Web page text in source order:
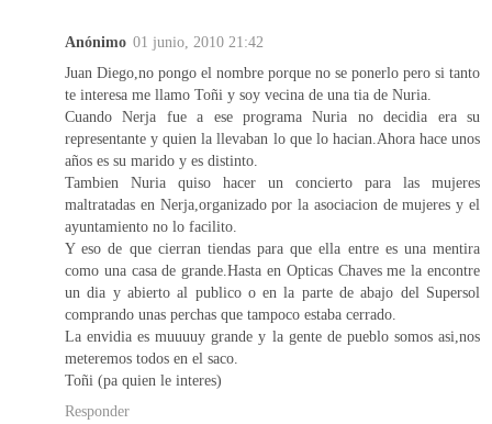
Anónimo 01 junio, 2010 21:42
Juan Diego,no pongo el nombre porque no se ponerlo pero si tanto
te interesa me llamo Toñi y soy vecina de una tia de Nuria.
Cuando Nerja fue a ese programa Nuria no decidia era su
representante y quien la llevaban lo que lo hacian.Ahora hace unos
años es su marido y es distinto.
Tambien Nuria quiso hacer un concierto para las mujeres
maltratadas en Nerja,organizado por la asociacion de mujeres y el
ayuntamiento no lo facilito.
Y eso de que cierran tiendas para que ella entre es una mentira
como una casa de grande.Hasta en Opticas Chaves me la encontre
un dia y abierto al publico o en la parte de abajo del Supersol
comprando unas perchas que tampoco estaba cerrado.
La envidia es muuuuy grande y la gente de pueblo somos asi,nos
meteremos todos en el saco.
Toñi (pa quien le interes)
Responder